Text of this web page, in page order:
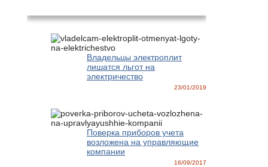
Владельцы электроплит
лишатся льгот на
электричество
23/01/2019
Поверка приборов учета
возложена на управляющие
компании
16/09/2017